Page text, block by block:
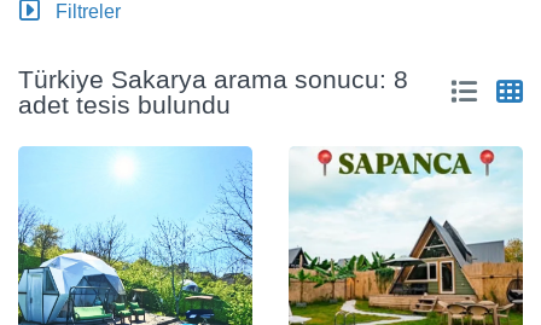
Filtreler
Türkiye Sakarya arama sonucu: 8
adet tesis bulundu